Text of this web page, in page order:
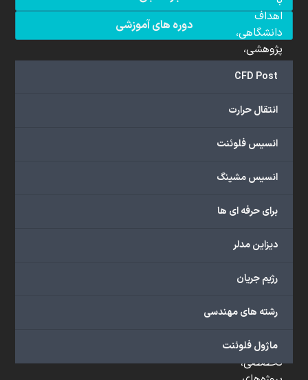
دوره های آموزشی
CFD Post
انتقال حرارت
انسیس فلوئنت
انسیس مشینگ
برای حرفه ای ها
دیزاین مدلر
رژیم جریان
رشته های مهندسی
ماژول فلوئنت
اهداف
دانشگاهی،
پژوهشی،
صنعتی
ارائه
شما
از
مختلف
ما
محصولات
دوره‌های
مشاوره
تخصصی،